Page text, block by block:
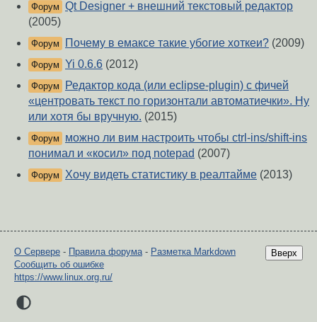
Форум Qt Designer + внешний текстовый редактор
(2005)
Форум Почему в емаксе такие убогие хоткеи? (2009)
Форум Yi 0.6.6 (2012)
Форум
Редактор кода (или eclipse-plugin) с фичей
«центровать текст по горизонтали автоматиечки». Ну
или хотя бы вручную. (2015)
Форум
можно ли вим настроить чтобы ctrl-ins/shift-ins
понимал и «косил» под notepad (2007)
Форум Хочу видеть статистику в реалтайме (2013)
Вверх
О Сервере - Правила форума- Разметка Markdown
Сообщить об ошибке
https://www.linux.org.ru/